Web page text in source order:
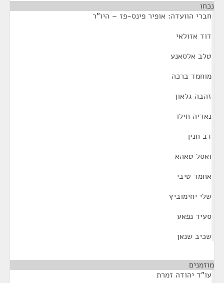
נכחו
חברי הוועדה: אופיר פינס-פז – היו"ר
דוד אזולאי
טלב אלסאנע
מוחמד ברכה
זהבה גלאון
נאדיה חילו
דב חנין
ואסל טאהא
אחמד טיבי
שלי יחימוביץ
סעיד נפאע
שכיב שנאן
מוזמנים
עו"ד יהודה זמרת